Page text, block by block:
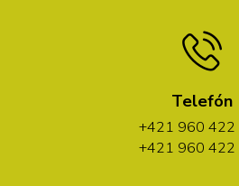
Telefón
+421 960 422
+421 960 422